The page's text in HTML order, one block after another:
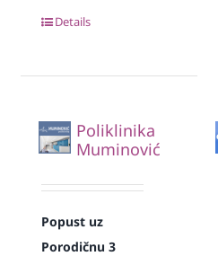
Details
Poliklinika
Muminović
Popust uz
Porodičnu 3